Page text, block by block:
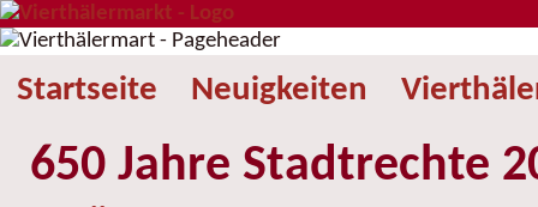
Startseite Neuigkeiten
650 Jahre Stadtrechte